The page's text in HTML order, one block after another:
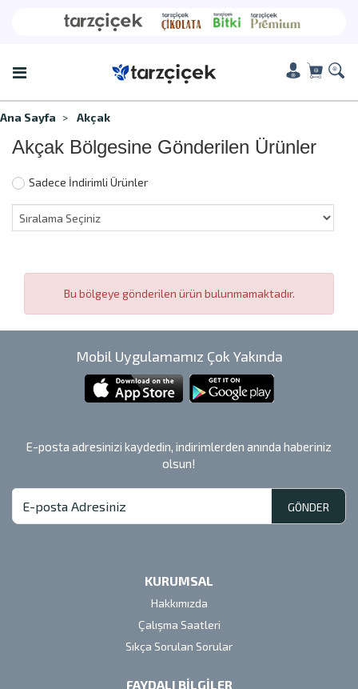
Ana Sayfa Akçak
Akçak Bölgesine Gönderilen Ürünler
Sadece İndirimli Ürünler
Bu bölgeye gönderilen ürün bulunmamaktadır.
Mobil Uygulamamız Çok Yakında
E-posta adresinizi kaydedin, indirimlerden anında haberiniz
olsun!
GÖNDER
KURUMSAL
Hakkımızda
Çalışma Saatleri
Sıkça Sorulan Sorular
FAYDALI BİLGİLER